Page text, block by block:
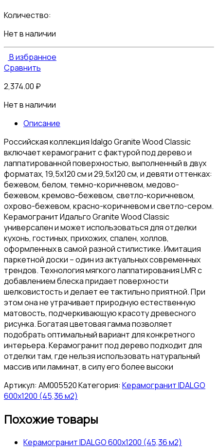
Количество:
Нет в наличии
В избранное
Сравнить
2,374.00 ₽
Нет в наличии
Описание
Российская коллекция Idalgo Granite Wood Classic
включает керамогранит с фактурой под дерево и
лаппатированной поверхностью, выполненный в двух
форматах, 19,5х120 см и 29,5х120 см, и девяти оттенках:
бежевом, белом, темно-коричневом, медово-
бежевом, кремово-бежевом, светло-коричневом,
охрово-бежевом, красно-коричневом и светло-сером.
Керамогранит Идальго Granite Wood Classiс
универсален и может использоваться для отделки
кухонь, гостиных, прихожих, спален, холлов,
оформленных в самой разной стилистике. Имитация
паркетной доски – один из актуальных современных
трендов. Технология мягкого лаппатирования LМR с
добавлением блеска придает поверхности
шелковистость и делает ее тактильно приятной. При
этом она не утрачивает природную естественную
матовость, подчеркивающую красоту древесного
рисунка. Богатая цветовая гамма позволяет
подобрать оптимальный вариант для конкретного
интерьера. Керамогранит под дерево подходит для
отделки там, где нельзя использовать натуральный
массив или ламинат, в силу его более высоки
Артикул: АМ005520Категория: Керамогранит IDALGO
600x1200 (45,36 м2)
Похожие товары
Керамогранит IDALGO 600x1200 (45,36 м2)